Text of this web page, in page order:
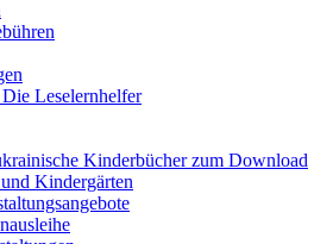
Leselernhelfer
Kinderbücher zum Download
Kindergärten